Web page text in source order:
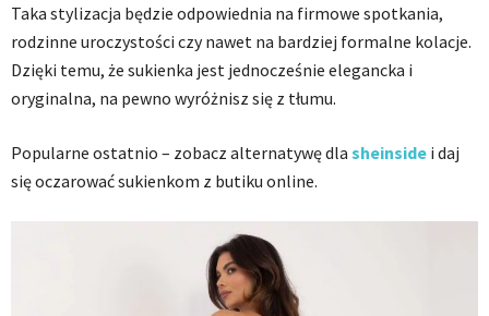
Taka stylizacja będzie odpowiednia na firmowe spotkania,
rodzinne uroczystości czy nawet na bardziej formalne kolacje.
Dzięki temu, że sukienka jest jednocześnie elegancka i
oryginalna, na pewno wyróżnisz się z tłumu.
Popularne ostatnio – zobacz alternatywę dla sheinside i daj
się oczarować sukienkom z butiku online.